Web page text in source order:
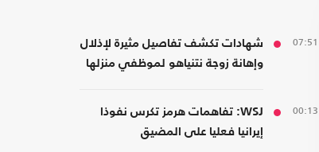
07:51
شهادات تكشف تفاصيل مثيرة لإذلال
وإهانة زوجة نتنياهو لموظفي منزلها
00:13
WSJ: تفاهمات هرمز تكرس نفوذا
إيرانيا فعليا على المضيق